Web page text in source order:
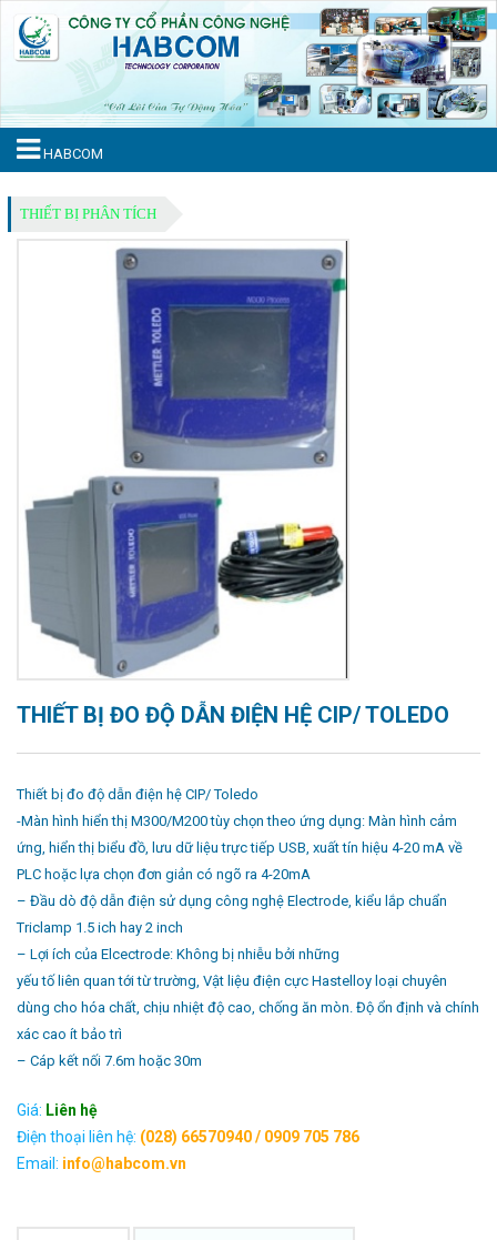
HABCOM
THIẾT BỊ PHÂN TÍCH
THIẾT BỊ ĐO ĐỘ DẪN ĐIỆN HỆ CIP/ TOLEDO
Thiết bị đo độ dẫn điện hệ CIP/ Toledo
-Màn hình hiển thị M300/M200 tùy chọn theo ứng dụng: Màn hình cảm
ứng, hiển thị biểu đồ, lưu dữ liệu trực tiếp USB, xuất tín hiệu 4-20 mA về
PLC hoặc lựa chọn đơn giản có ngõ ra 4-20mA
– Đầu dò độ dẫn điện sử dụng công nghệ Electrode, kiểu lắp chuẩn
Triclamp 1.5 ich hay 2 inch
– Lợi ích của Elcectrode: Không bị nhiễu bởi những
yếu tố liên quan tới từ trường, Vật liệu điện cực Hastelloy loại chuyên
dùng cho hóa chất, chịu nhiệt độ cao, chống ăn mòn. Độ ổn định và chính
xác cao ít bảo trì
– Cáp kết nối 7.6m hoặc 30m
Giá: Liên hệ
Điện thoại liên hệ: (028) 66570940 / 0909 705 786
Email: info@habcom.vn